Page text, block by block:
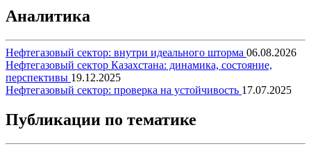
Аналитика
Нефтегазовый сектор: внутри идеального шторма 06.08.2026
Нефтегазовый сектор Казахстана: динамика, состояние,
перспективы 19.12.2025
Нефтегазовый сектор: проверка на устойчивость 17.07.2025
Публикации по тематике